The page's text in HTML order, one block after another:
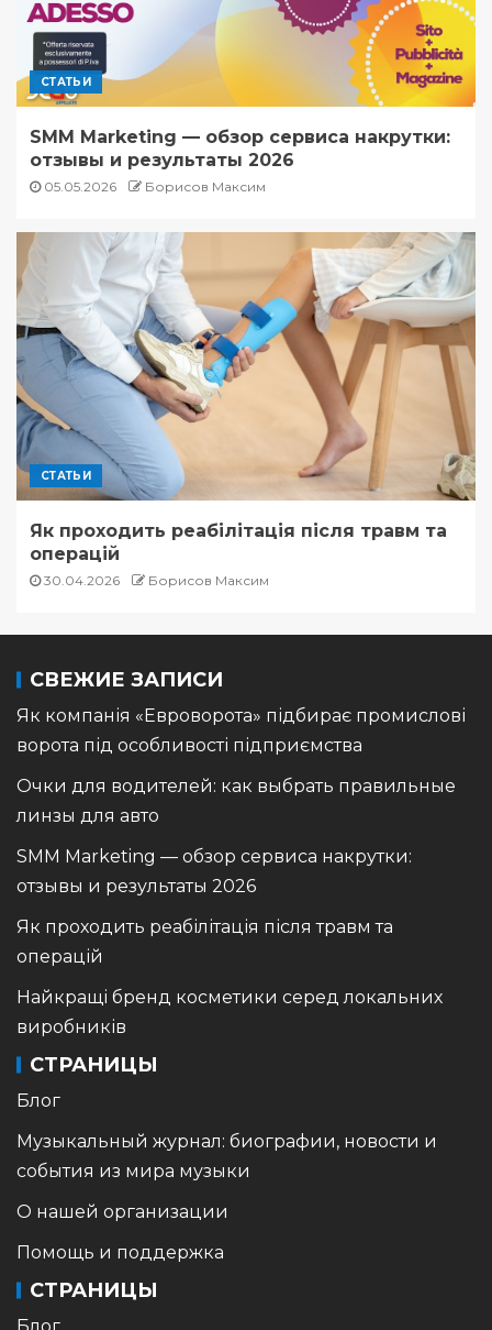
СТАТЬИ
SMM Marketing — обзор сервиса накрутки:
отзывы и результаты 2026
05.05.2026 Борисов Максим
СТАТЬИ
Як проходить реабілітація після травм та
операцій
30.04.2026 Борисов Максим
СВЕЖИЕ ЗАПИСИ
Як компанія «Евроворота» підбирає промислові
ворота під особливості підприємства
Очки для водителей: как выбрать правильные
линзы для авто
SMM Marketing — обзор сервиса накрутки:
отзывы и результаты 2026
Як проходить реабілітація після травм та
операцій
Найкращі бренд косметики серед локальних
виробників
СТРАНИЦЫ
Блог
Музыкальный журнал: биографии, новости и
события из мира музыки
О нашей организации
Помощь и поддержка
СТРАНИЦЫ